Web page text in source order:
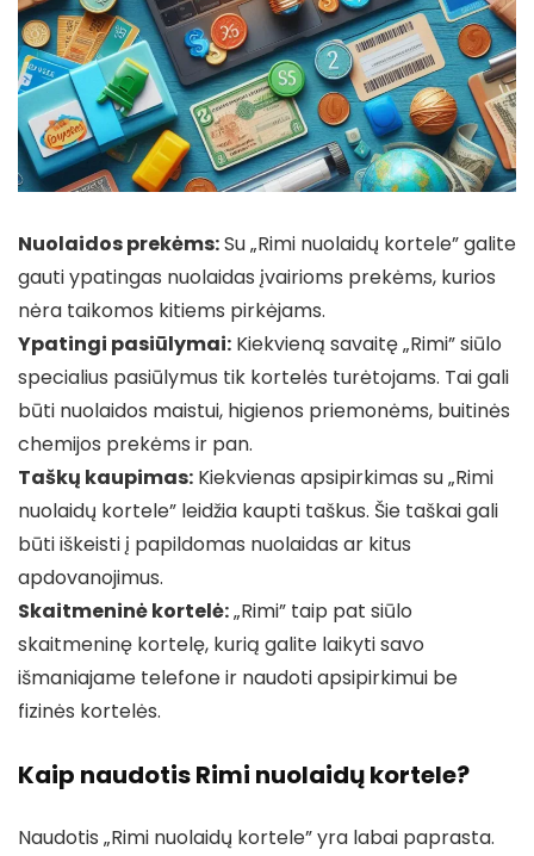
Nuolaidos prekėms:Su „Rimi nuolaidų kortele” galite
gauti ypatingas nuolaidas įvairioms prekėms, kurios
nėra taikomos kitiems pirkėjams.
Ypatingi pasiūlymai: Kiekvieną savaitę „Rimi” siūlo
specialius pasiūlymus tik kortelės turėtojams. Tai gali
būti nuolaidos maistui, higienos priemonėms, buitinės
chemijos prekėms ir pan.
Taškų kaupimas: Kiekvienas apsipirkimas su „Rimi
nuolaidų kortele” leidžia kaupti taškus. Šie taškai gali
būti iškeisti į papildomas nuolaidas ar kitus
apdovanojimus.
Skaitmeninė kortelė:„Rimi” taip pat siūlo
skaitmeninę kortelę, kurią galite laikyti savo
išmaniajame telefone ir naudoti apsipirkimui be
fizinės kortelės.
Kaip naudotis Rimi nuolaidų kortele?
Naudotis „Rimi nuolaidų kortele” yra labai paprasta.